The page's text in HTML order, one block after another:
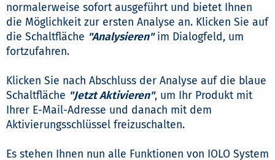
normalerweise sofort ausgeführt und bietet Ihnen
die Möglichkeit zur ersten Analyse an. Klicken Sie auf
die Schaltfläche "Analysieren"im Dialogfeld, um
fortzufahren.
Klicken Sie nach Abschluss der Analyse auf die blaue
Schaltfläche "Jetzt Aktivieren", um Ihr Produkt mit
Ihrer E-Mail-Adresse und danach mit dem
Aktivierungsschlüssel freizuschalten.
Es stehen Ihnen nun alle Funktionen von IOLO System